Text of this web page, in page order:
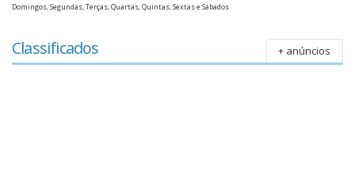
Domingos, Segundas, Terças, Quartas, Quintas, Sextas e Sábados
Classificados + anúncios